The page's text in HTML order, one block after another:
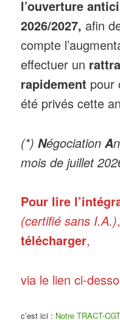
l’ouverture
2026/2027, afin
compte
effectuer un
rapidement pour
été privés cette
(*)NégociationA
mois de juillet
Pour lire
(certifié sans I.A.)
télécharger,
via le lien ci-
c’est ici : Notre TRACT-